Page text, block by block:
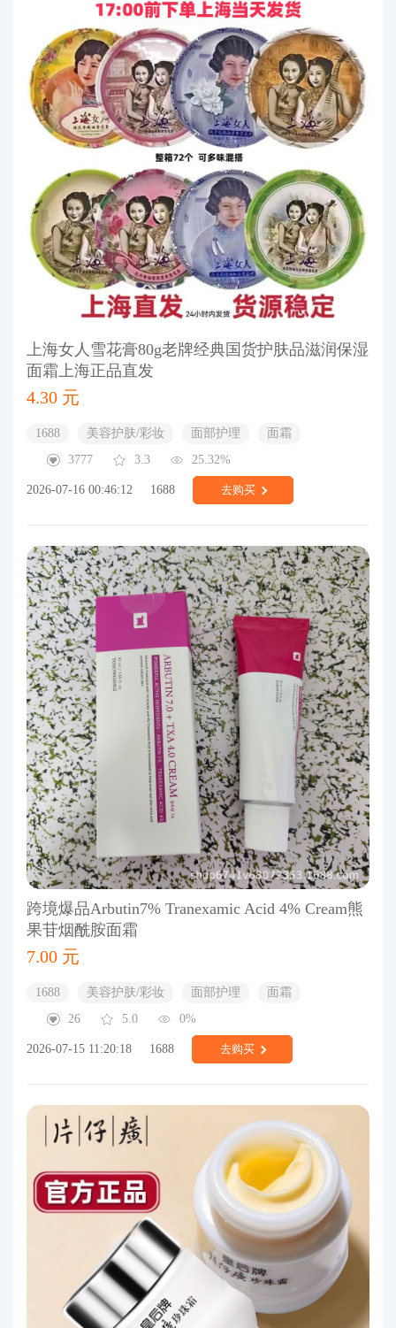
上海女人雪花膏80g老牌经典国货护肤品滋润保湿
面霜上海正品直发
4.30 元
1688 美容护肤/彩妆 面部护理
面霜
3777
3.3 25.32%
2026-07-16 00:46:12 1688 去购买
跨境爆品Arbutin7% Tranexamic Acid 4% Cream熊
果苷烟酰胺面霜
7.00 元
1688 美容护肤/彩妆 面部护理
面霜
26
5.0 0%
2026-07-15 11:20:18 1688 去购买